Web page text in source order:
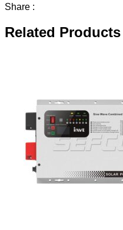
Share :
Related Products